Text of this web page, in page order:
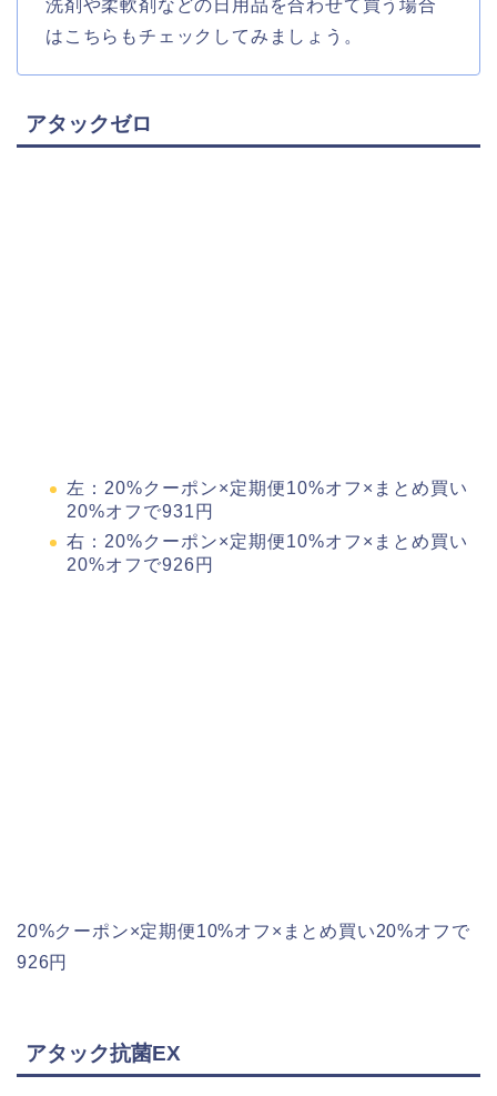
洗剤や柔軟剤などの日用品を合わせて買う場合
はこちらもチェックしてみましょう。
アタックゼロ
左：20%クーポン×定期便10%オフ×まとめ買い
20%オフで931円
右：20%クーポン×定期便10%オフ×まとめ買い
20%オフで926円
20%クーポン×定期便10%オフ×まとめ買い20%オフで
926円
アタック抗菌EX